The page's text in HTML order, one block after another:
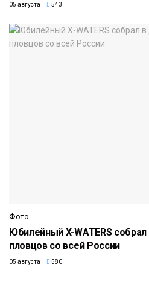
05 августа 543
Фото
Юбилейный X-WATERS
пловцов со всей России
05 августа 580